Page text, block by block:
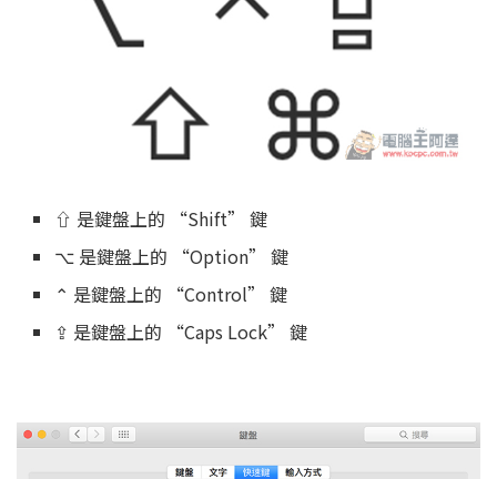
⇧ 是鍵盤上的 “Shift” 鍵
⌥ 是鍵盤上的 “Option” 鍵
⌃ 是鍵盤上的 “Control” 鍵
⇪ 是鍵盤上的 “Caps Lock” 鍵